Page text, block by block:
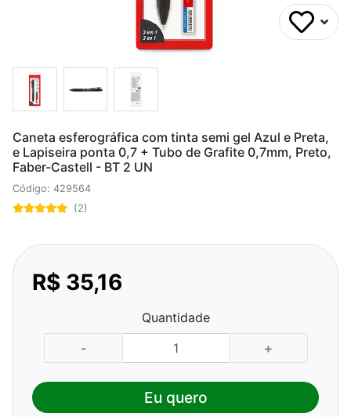
Caneta esferográfica com tinta semi gel Azul e Preta,
e Lapiseira ponta 0,7 + Tubo de Grafite 0,7mm, Preto,
Faber-Castell - BT 2 UN
Código: 429564
(2)
R$ 35,16
Quantidade
-
+
Eu quero